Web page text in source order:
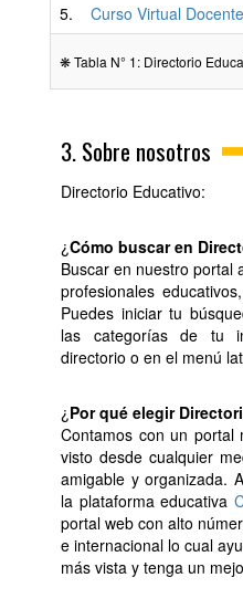
5.
Curso Virtual
❋ Tabla N° 1: Directorio
3. Sobre nosotros
Directorio Educativo:
¿Cómo buscar en
Buscar en nuestro portal
profesionales
Puedes iniciar tu
las categorías de tu
directorio o en el menú
¿ Por qué elegir
Contamos con un portal
visto desde cualquier
amigable y organizada.
la plataforma educativa
portal web con alto
e internacional lo cual
más vista y tenga un